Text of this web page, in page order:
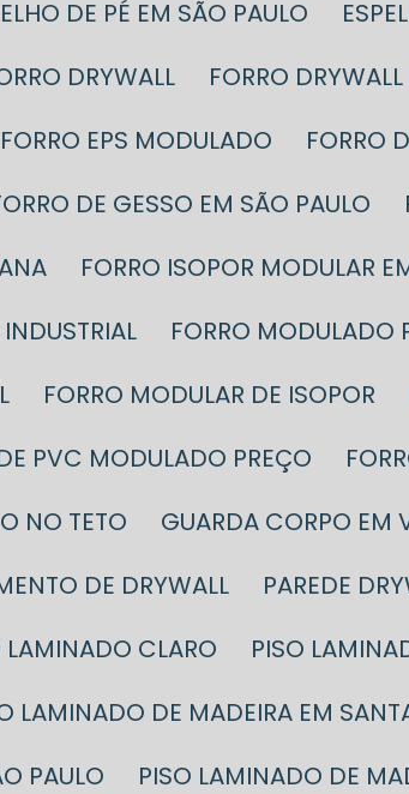
DE PÉ EM SÃO PAULO
DRYWALL
FORRO
FORRO EPS MODULADO
FORRO
FORRO DE GESSO EM SÃO PAULO
FORRO ISOPOR MODULAR
FORRO MODULADO
FORRO MODULAR DE ISOPOR
DE PVC MODULADO PREÇO
NO TETO
GUARDA CORPO
DE DRYWALL PAREDE
LAMINADO CLARO
PISO
LAMINADO DE MADEIRA EM
PAULO
PISO LAMINADO DE